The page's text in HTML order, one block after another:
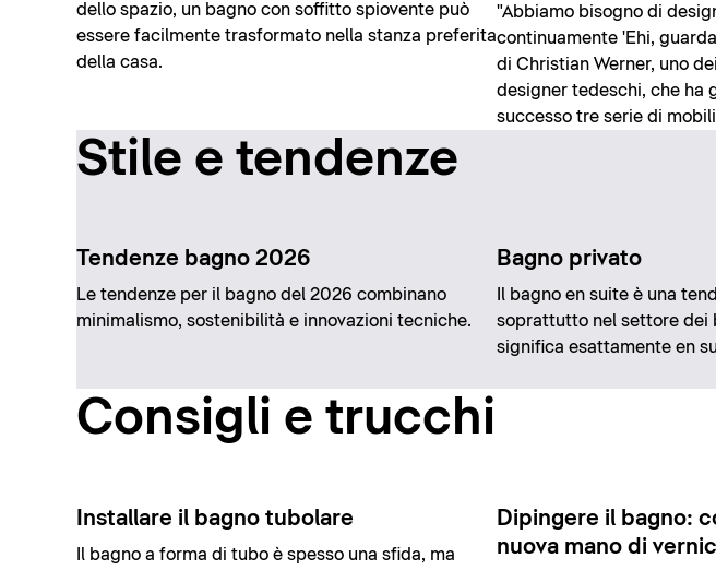
dello spazio, un bagno con soffitto spiovente può
essere facilmente trasformato nella stanza preferita
della casa.
"Abbiamo bisogno di
continuamente 'Ehi,
di Christian Werner, uno
designer tedeschi, che ha
successo tre serie di
Stile e tendenze
Tendenze bagno 2026
Le tendenze per il bagno del 2026 combinano
minimalismo, sostenibilità e innovazioni tecniche.
Bagno privato
Il bagno en suite è una
soprattutto nel settore dei
significa esattamente en
Consigli e trucchi
Installare il bagno tubolare
Il bagno a forma di tubo è spesso una sfida, ma
Dipingere il bagno:
nuova mano di